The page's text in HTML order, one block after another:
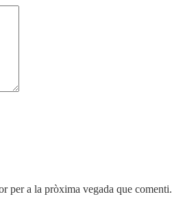
per a la pròxima vegada que comenti.